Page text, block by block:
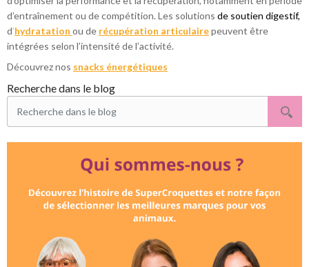
Recherche dans le blog
d’entraînement ou de compétition. Les solutions de soutien digestif,
d’hydratation ou de récupération articulairepeuvent être
intégrées selon l’intensité de l’activité.
Découvrez nos snacks énergétiques